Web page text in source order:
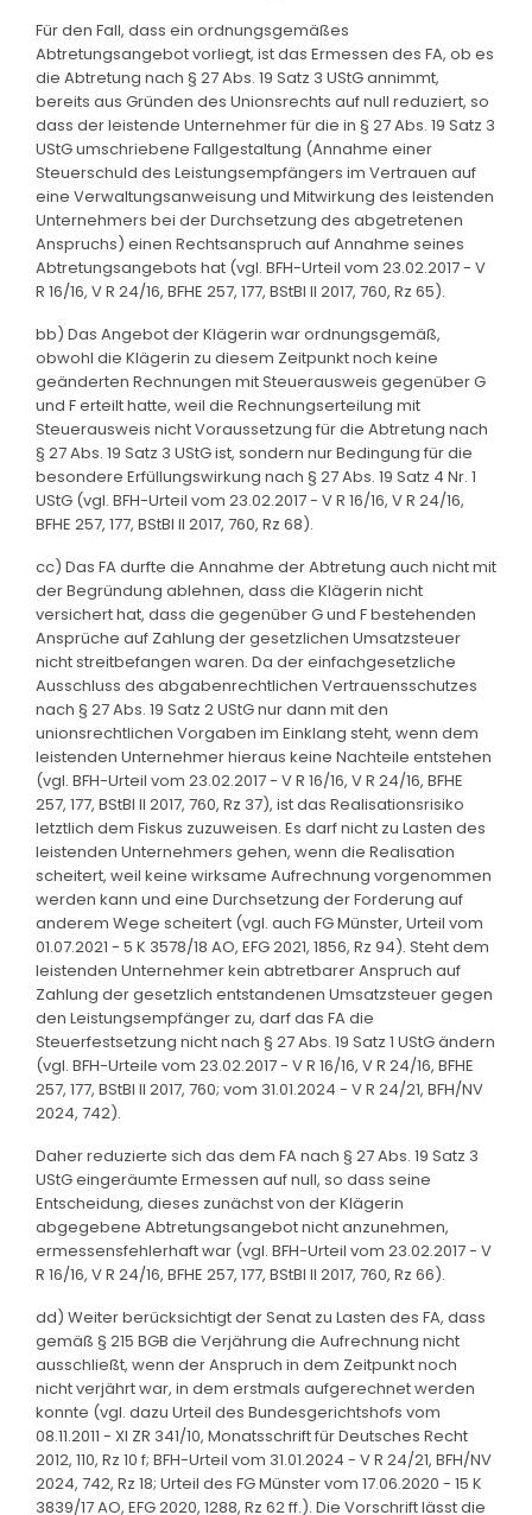
Für den Fall, dass ein ordnungsgemäßes
Abtretungsangebot vorliegt, ist das Ermessen des FA, ob es
die Abtretung nach § 27 Abs. 19 Satz 3 UStG annimmt,
bereits aus Gründen des Unionsrechts auf null reduziert, so
dass der leistende Unternehmer für die in § 27 Abs. 19 Satz 3
UStG umschriebene Fallgestaltung (Annahme einer
Steuerschuld des Leistungsempfängers im Vertrauen auf
eine Verwaltungsanweisung und Mitwirkung des leistenden
Unternehmers bei der Durchsetzung des abgetretenen
Anspruchs) einen Rechtsanspruch auf Annahme seines
Abtretungsangebots hat (vgl. BFH-Urteil vom 23.02.2017 - V
R 16/16, V R 24/16, BFHE 257, 177, BStBl II 2017, 760, Rz 65).
bb) Das Angebot der Klägerin war ordnungsgemäß,
obwohl die Klägerin zu diesem Zeitpunkt noch keine
geänderten Rechnungen mit Steuerausweis gegenüber G
und F erteilt hatte, weil die Rechnungserteilung mit
Steuerausweis nicht Voraussetzung für die Abtretung nach
§ 27 Abs. 19 Satz 3 UStG ist, sondern nur Bedingung für die
besondere Erfüllungswirkung nach § 27 Abs. 19 Satz 4 Nr. 1
UStG (vgl. BFH-Urteil vom 23.02.2017 - V R 16/16, V R 24/16,
BFHE 257, 177, BStBl II 2017, 760, Rz 68).
cc) Das FA durfte die Annahme der Abtretung auch nicht mit
der Begründung ablehnen, dass die Klägerin nicht
versichert hat, dass die gegenüber G und F bestehenden
Ansprüche auf Zahlung der gesetzlichen Umsatzsteuer
nicht streitbefangen waren. Da der einfachgesetzliche
Ausschluss des abgabenrechtlichen Vertrauensschutzes
nach § 27 Abs. 19 Satz 2 UStG nur dann mit den
unionsrechtlichen Vorgaben im Einklang steht, wenn dem
leistenden Unternehmer hieraus keine Nachteile entstehen
(vgl. BFH-Urteil vom 23.02.2017 - V R 16/16, V R 24/16, BFHE
257, 177, BStBl II 2017, 760, Rz 37), ist das Realisationsrisiko
letztlich dem Fiskus zuzuweisen. Es darf nicht zu Lasten des
leistenden Unternehmers gehen, wenn die Realisation
scheitert, weil keine wirksame Aufrechnung vorgenommen
werden kann und eine Durchsetzung der Forderung auf
anderem Wege scheitert (vgl. auch FG Münster, Urteil vom
01.07.2021 - 5 K 3578/18 AO, EFG 2021, 1856, Rz 94). Steht dem
leistenden Unternehmer kein abtretbarer Anspruch auf
Zahlung der gesetzlich entstandenen Umsatzsteuer gegen
den Leistungsempfänger zu, darf das FA die
Steuerfestsetzung nicht nach § 27 Abs. 19 Satz 1 UStG ändern
(vgl. BFH-Urteile vom 23.02.2017 - V R 16/16, V R 24/16, BFHE
257, 177, BStBl II 2017, 760; vom 31.01.2024 - V R 24/21, BFH/NV
2024, 742).
Daher reduzierte sich das dem FA nach § 27 Abs. 19 Satz 3
UStG eingeräumte Ermessen auf null, so dass seine
Entscheidung, dieses zunächst von der Klägerin
abgegebene Abtretungsangebot nicht anzunehmen,
ermessensfehlerhaft war (vgl. BFH-Urteil vom 23.02.2017 - V
R 16/16, V R 24/16, BFHE 257, 177, BStBl II 2017, 760, Rz 66).
dd) Weiter berücksichtigt der Senat zu Lasten des FA, dass
gemäß § 215 BGB die Verjährung die Aufrechnung nicht
ausschließt, wenn der Anspruch in dem Zeitpunkt noch
nicht verjährt war, in dem erstmals aufgerechnet werden
konnte (vgl. dazu Urteil des Bundesgerichtshofs vom
08.11.2011 - XI ZR 341/10, Monatsschrift für Deutsches Recht
2012, 110, Rz 10 f; BFH-Urteil vom 31.01.2024 - V R 24/21, BFH/NV
2024, 742, Rz 18; Urteil des FG Münster vom 17.06.2020 - 15 K
3839/17 AO, EFG 2020, 1288, Rz 62 ff.). Die Vorschrift lässt die